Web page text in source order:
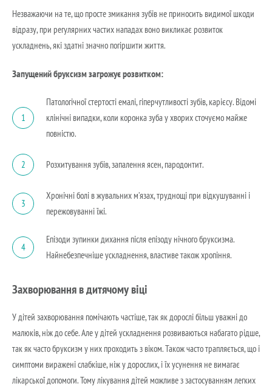
Незважаючи на те, що просте змикання зубів не приносить видимої шкоди
відразу, при регулярних частих нападах воно викликає розвиток
ускладнень, які здатні значно погіршити життя.
Запущений бруксизм загрожує розвитком:
1
Патологічної стертості емалі, гіперчутливості зубів, карієсу. Відомі
клінічні випадки, коли коронка зуба у хворих сточуємо майже
повністю.
2 Розхитування зубів, запалення ясен, пародонтит.
3
Хронічні болі в жувальних м’язах, труднощі при відкушуванні і
пережовуванні їжі.
4
Епізоди зупинки дихання після епізоду нічного бруксизма.
Найнебезпечніше ускладнення, властиве також хропіння.
Захворювання в дитячому віці
У дітей захворювання помічають частіше, так як дорослі більш уважні до
малюків, ніж до себе. Але у дітей ускладнення розвиваються набагато рідше,
так як часто бруксизм у них проходить з віком. Також часто трапляється, що і
симптоми виражені слабкіше, ніж у дорослих, і їх усунення не вимагає
лікарської допомоги. Тому лікування дітей можливе з застосуванням легких